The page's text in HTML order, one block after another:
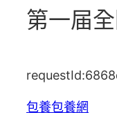
第一届
包養包養網